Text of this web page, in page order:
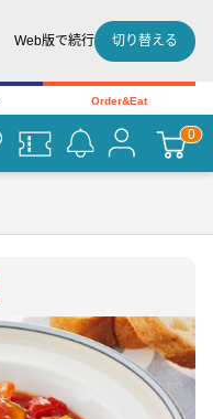
Web版で続行 切り替える
Order&Eat